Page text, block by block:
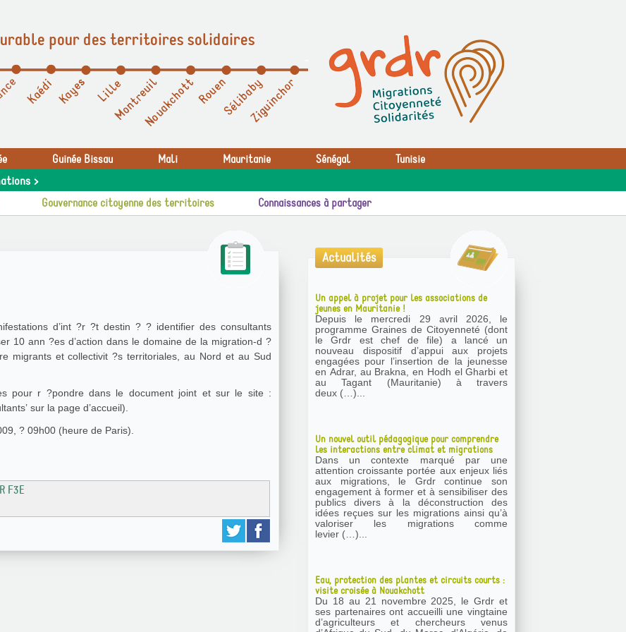
pour des territoires solidaires
Guinée Bissau Mali Mauritanie Sénégal Tunisie
>
Gouvernance citoyenne des territoires Connaissances à partager
d’int ?r ?t destin ? ? identifier des consultants
10 ann ?es d’action dans le domaine de la migration-d ?
migrants et collectivit ?s territoriales, au Nord et au Sud
Vous trouverez tous les renseignements utiles pour r ?pondre dans le document joint et sur le site :
sur la page d’accueil).
? 09h00 (heure de Paris).
F3E
Actualités
Un appel à projet pour les associations de
jeunes en Mauritanie !
Depuis le mercredi 29 avril 2026, le
programme Graines de Citoyenneté (dont
le Grdr est chef de file) a lancé un
nouveau dispositif d’appui aux projets
engagées pour l’insertion de la jeunesse
en Adrar, au Brakna, en Hodh el Gharbi et
au Tagant (Mauritanie) à travers
deux (…)...
Un nouvel outil pédagogique pour comprendre
les interactions entre climat et migrations
Dans un contexte marqué par une
attention croissante portée aux enjeux liés
aux migrations, le Grdr continue son
engagement à former et à sensibiliser des
publics divers à la déconstruction des
idées reçues sur les migrations ainsi qu’à
valoriser les migrations comme
levier (…)...
Eau, protection des plantes et circuits courts :
visite croisée à Nouakchott
Du 18 au 21 novembre 2025, le Grdr et
ses partenaires ont accueilli une vingtaine
d’agriculteurs et chercheurs venus